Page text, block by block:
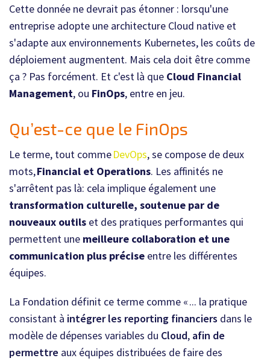
Cette donnée ne devrait pas étonner : lorsqu'une
entreprise adopte une architecture Cloud native et
s'adapte aux environnements Kubernetes, les coûts de
déploiement augmentent. Mais cela doit être comme
ça ? Pas forcément. Et c'est là que Cloud Financial
Management, ou FinOps, entre en jeu.
Qu’est-ce que le FinOps
Le terme, tout commeDevOps, se compose de deux
mots,Financial et Operations. Les affinités ne
s'arrêtent pas là: cela implique également une
transformation culturelle, soutenue par de
nouveaux outils et des pratiques performantes qui
permettent une meilleure collaboration et une
communication plus précise entre les différentes
équipes.
La Fondation définit ce terme comme « ... la pratique
consistant à intégrer les reporting financiers dans le
modèle de dépenses variables du Cloud, afin de
permettre aux équipes distribuées de faire des